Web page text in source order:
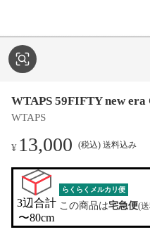
WTAPS 59FIFTY new era
WTAPS
¥ 13,000 (税込) 送料込み
3辺合計
〜80cm
らくらくメルカリ便
この商品は宅急便(